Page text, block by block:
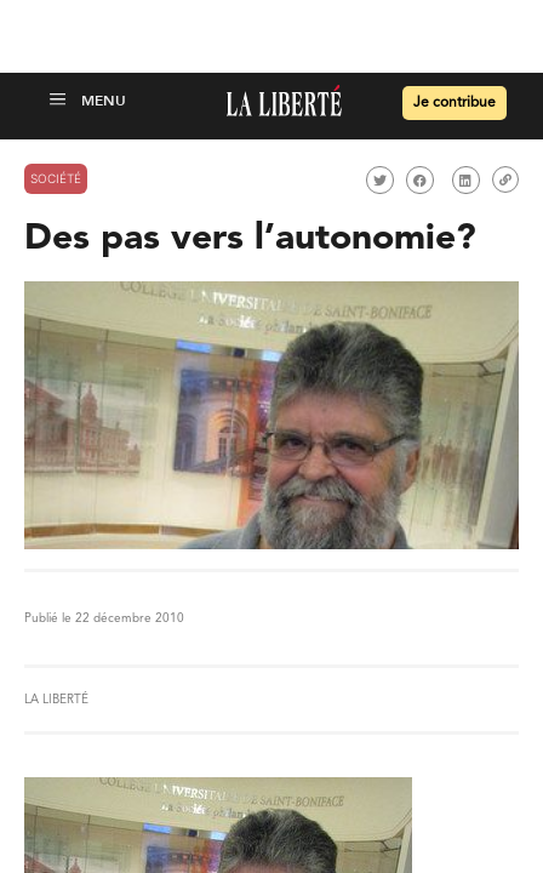
Je contribue
SOCIÉTÉ
Des pas vers l’autonomie?
Publié le 22 décembre 2010
LA LIBERTÉ